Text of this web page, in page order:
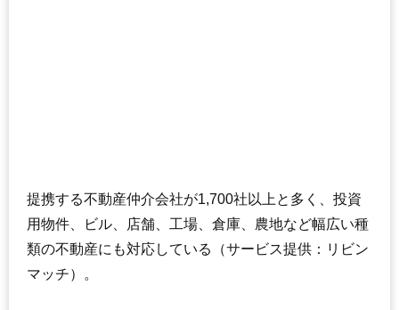
提携する不動産仲介会社が1,700社以上と多く、投資
用物件、ビル、店舗、工場、倉庫、農地など幅広い種
類の不動産にも対応している（サービス提供：リビン
マッチ）。